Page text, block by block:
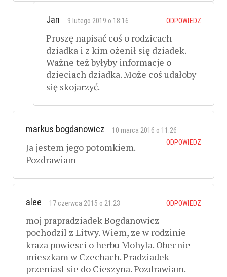
Jan 9 lutego 2019 o 18:16 ODPOWIEDZ
Proszę napisać coś o rodzicach
dziadka i z kim ożenił się dziadek.
Ważne też byłyby informacje o
dzieciach dziadka. Może coś udałoby
się skojarzyć.
markus bogdanowicz
10 marca 2016 o 11:26
ODPOWIEDZ
Ja jestem jego potomkiem.
Pozdrawiam
alee 17 czerwca 2015 o 21:23 ODPOWIEDZ
moj prapradziadek Bogdanowicz
pochodzil z Litwy. Wiem, ze w rodzinie
kraza powiesci o herbu Mohyla. Obecnie
mieszkam w Czechach. Pradziadek
przeniasl sie do Cieszyna. Pozdrawiam.